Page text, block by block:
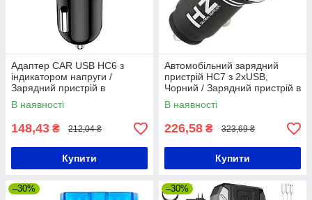
Адаптер CAR USB HC6 з
індикатором напруги /
Зарядний пристрій в
прикурювач авто
В наявності
148,43 ₴ 212,04 ₴
Купити
Автомобільний зарядний
пристрій HC7 з 2хUSB,
Чорний / Зарядний пристрій в
прикурювач / Адаптер для
заряджання
В наявності
226,58 ₴ 323,69 ₴
Купити
–30% –30%